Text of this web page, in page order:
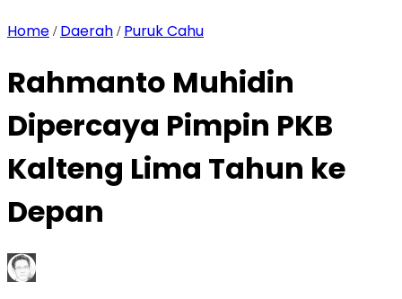
Home / Daerah / Puruk Cahu
Rahmanto Muhidin
Dipercaya Pimpin PKB
Kalteng Lima Tahun ke
Depan